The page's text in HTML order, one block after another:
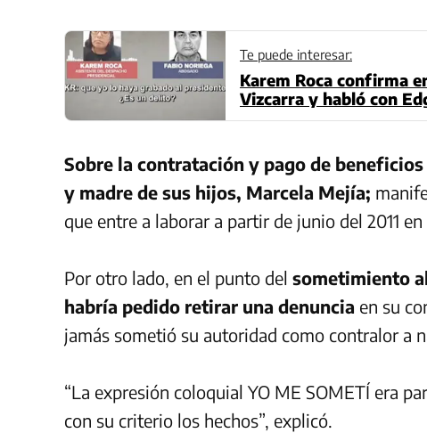
Te puede interesar:
Karem Roca confirma
Vizcarra y habló con
Sobre la contratación y pago de
y madre de sus hijos, Marcela Mejía;
que entre a laborar a partir de junio del 2011
Por otro lado, en el punto del sometimiento
habría pedido retirar una denuncia en su
jamás sometió su autoridad como contralor a
“La expresión coloquial YO ME SOMETÍ era
con su criterio los hechos”, explicó.